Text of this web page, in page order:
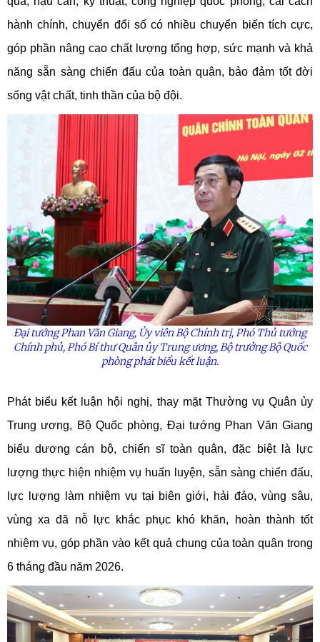
hành chính, chuyển đổi số có nhiều chuyển biến tích cực,
góp phần nâng cao chất lượng tổng hợp, sức mạnh và khả
năng sẵn sàng chiến đấu của toàn quân, bảo đảm tốt đời
sống vật chất, tinh thần của bộ đội.
Đại tướngPhanVăn Giang, Ủyviên Bộ Chính trị, Phó Thủ tướng
Chính phủ, Phó Bí thư QuânủyTrung ương, Bộ trưởng Bộ Quốc
phòng phát biểu kết luận.
Phát biểu kết luận hội nghị, thay mặt Thường vụ Quân ủy
Trung ương, Bộ Quốc phòng, Đại tướng Phan Văn Giang
biểu dương cán bộ, chiến sĩ toàn quân, đặc biệt là lực
lượng thực hiện nhiệm vụ huấn luyện, sẵn sàng chiến đấu,
lực lượng làm nhiệm vụ tại biên giới, hải đảo, vùng sâu,
vùng xa đã nỗ lực khắc phục khó khăn, hoàn thành tốt
nhiệm vụ, góp phần vào kết quả chung của toàn quân trong
6 tháng đầu năm 2026.